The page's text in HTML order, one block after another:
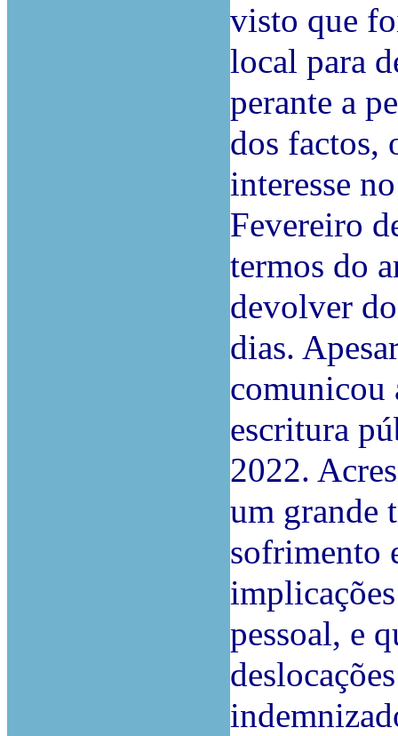
visto que
local para
perante a
dos factos,
interesse
Fevereiro
termos do
devolver
dias.
comunicou
escritura
2022.
um grande
sofrimento
pessoal, e